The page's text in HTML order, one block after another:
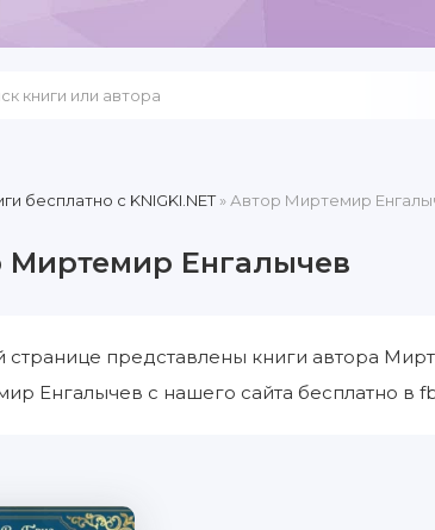
бесплатно c KNIGKI.NET» Автор Миртемир
Миртемир Енгалычев
странице представлены книги автора
Енгалычев с нашего сайта бесплатно в